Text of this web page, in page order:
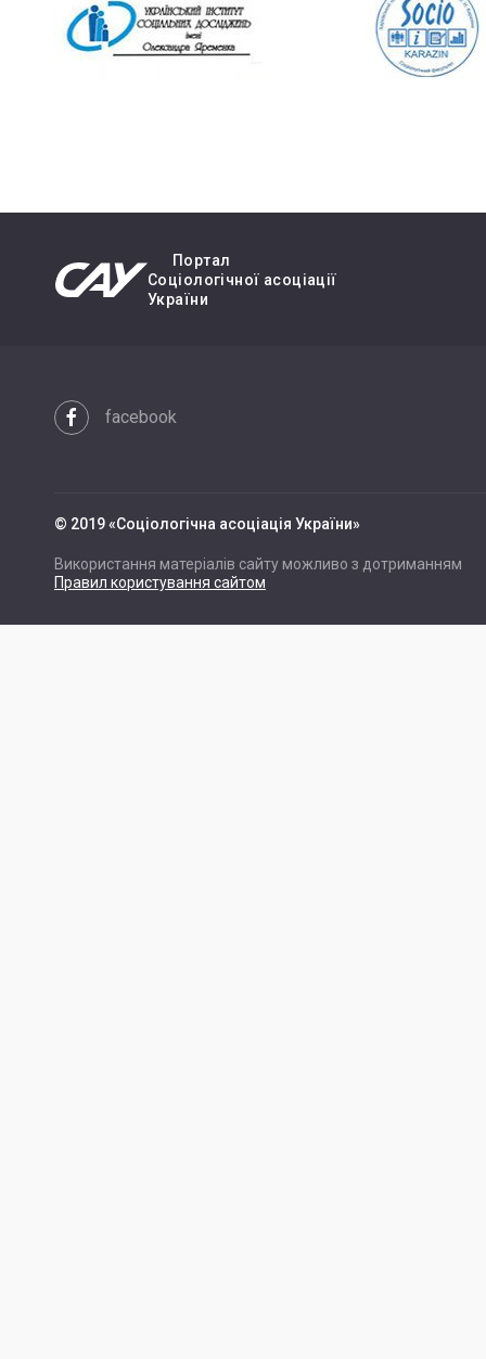
Портал
Cоціологічної асоціації
України
facebook
© 2019 «Cоціологічна асоціація України»
Використання матеріалів сайту можливо з дотриманням
Правил користування сайтом